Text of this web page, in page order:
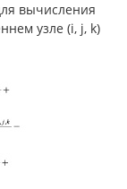
вычисления
узле (i, j, k)